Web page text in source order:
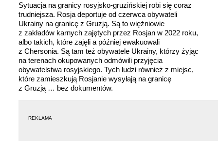
Sytuacja na granicy rosyjsko-gruzińskiej robi się coraz
trudniejsza. Rosja deportuje od czerwca obywateli
Ukrainy na granicę z Gruzją. Są to więźniowie
z zakładów karnych zajętych przez Rosjan w 2022 roku,
albo takich, które zajęli a później ewakuowali
z Chersonia. Są tam też obywatele Ukrainy, którzy żyjąc
na terenach okupowanych odmówili przyjęcia
obywatelstwa rosyjskiego. Tych ludzi również z miejsc,
które zamieszkują Rosjanie wysyłają na granicę
z Gruzją … bez dokumentów.
REKLAMA